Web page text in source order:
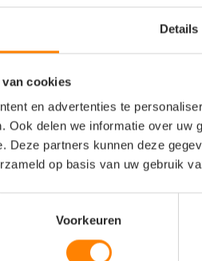
Details
cookies
en advertenties te
Ook delen we informatie over
Deze partners kunnen deze
op basis van uw gebruik
Voorkeuren
verschillende ondergronden
ervoor dat je de trolley
het boodschappen doen.
trolley compact kunt opbergen
eenvoudig te monteren met de
gereedschap.
boodschappen
producten
materiaal